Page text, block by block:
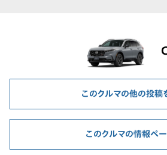
このクルマの他の投稿
このクルマの情報ペ